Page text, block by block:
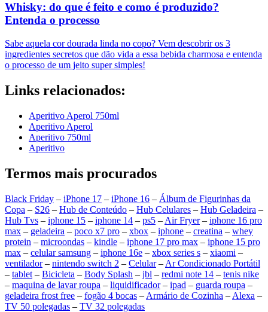
Whisky: do que é feito e como é produzido?
Entenda o processo
Sabe aquela cor dourada linda no copo? Vem descobrir os 3
ingredientes secretos que dão vida a essa bebida charmosa e entenda
o processo de um jeito super simples!
Links relacionados:
Aperitivo Aperol 750ml
Aperitivo Aperol
Aperitivo 750ml
Aperitivo
Termos mais procurados
Black Friday – iPhone 17 – iPhone 16 – Álbum de Figurinhas da
Copa – S26 – Hub de Conteúdo – Hub Celulares – Hub Geladeira –
Hub Tvs – iphone 15 – iphone 14 – ps5 – Air Fryer– iphone 16 pro
max – geladeira – poco x7 pro – xbox – iphone – creatina – whey
protein – microondas – kindle – iphone 17 pro max – iphone 15 pro
max – celular samsung – iphone 16e – xbox series s – xiaomi –
ventilador– nintendo switch 2 – Celular– Ar Condicionado Portátil
– tablet – Bicicleta – Body Splash – jbl – redmi note 14 – tenis nike
– maquina de lavar roupa – liquidificador– ipad – guarda roupa –
geladeira frost free – fogão 4 bocas – Armário de Cozinha – Alexa –
TV 50 polegadas – TV 32 polegadas